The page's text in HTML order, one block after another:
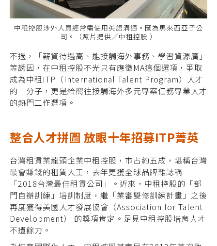
中租控股涉外人員經常需使用英語溝通。圖為馬來西亞子公
司。（照片提供／中租控股 ）
不過，「薪資待遇高、能接觸海外事務、學習資源廣」
等誘因，在中租控股不光只有應徵MA這個選項，爭取
成為中租ITP（International Talent Program）人才
的一分子，更是給嚮往接觸海外多元專案任務專業人才
的熱門工作選項。
整合人才拼圖 放眼十年招募ITP菁英
台灣租賃業龍頭企業中租控股，市占約五成，堪稱台灣
最會賺錢的租賃大王，去年更獲全球品牌雜誌稱
「2018台灣最佳租賃公司」。近來，中租控股的「部
門自辦訓練」培訓制度，繼「業審雙修訓練計畫」之後
再度獲得美國人才發展協會（Association for Talent
Development） 的獎項肯定。足見中租控股培育人才
不遺餘力。